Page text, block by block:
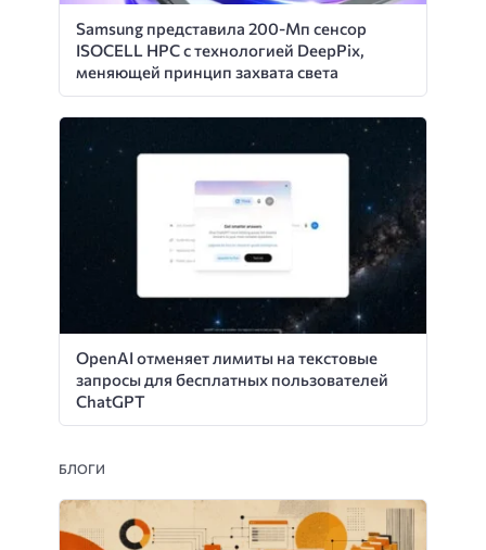
Samsung представила 200-Мп сенсор
ISOCELL HPC с технологией DeepPix,
меняющей принцип захвата света
OpenAI отменяет лимиты на текстовые
запросы для бесплатных пользователей
ChatGPT
БЛОГИ